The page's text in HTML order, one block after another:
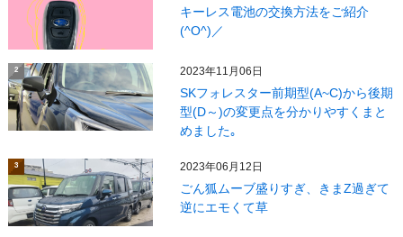
キーレス電池の交換方法をご紹介
(^O^)／
2 2023年11月06日
SKフォレスター前期型(A~C)から後期
型(D～)の変更点を分かりやすくまと
めました｡
3 2023年06月12日
ごん狐ムーブ盛りすぎ、きまZ過ぎて
逆にエモくて草